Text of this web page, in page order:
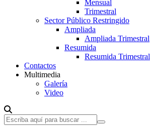
Mensual
Trimestral
Sector Público Restringido
Ampliada
Ampliada Trimestral
Resumida
Resumida Trimestral
Contactos
Multimedia
Galería
Video